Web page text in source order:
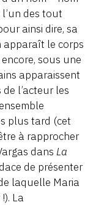
des tout
ainsi dire, sa
apparaît le corps
sous une
apparaissent
l’acteur les
plus tard (cet
à rapprocher
dans La
de présenter
laquelle Maria
La